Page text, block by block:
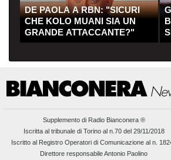
DE PAOLA A RBN: "SICURI
CHE KOLO MUANI SIA UN
GRANDE ATTACCANTE?"
Supplemento di Radio Bianconera ®
Iscritta al tribunale di Torino al n.70 del 29/11/2018
Iscritto al Registro Operatori di Comunicazione al n.
Direttore responsabile Antonio Paolino